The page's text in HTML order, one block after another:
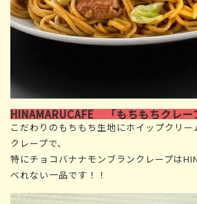
HINAMARUCAFE 「もちもちクレー
こだわりのもちもち生地にホイップクリ
クレープで、
特にチョコバナナモンブランクレープは
べれない一品です！！